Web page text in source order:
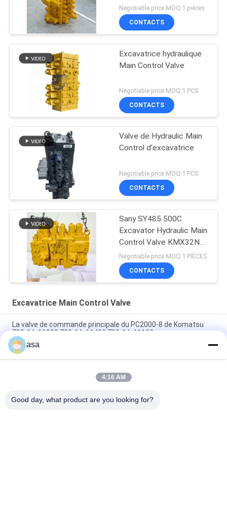
Negotiable price MOQ:1 pièces
CONTACTS
Excavatrice hydraulique
Main Control Valve
Negotiable price MOQ:1 PCS
CONTACTS
Valve de Hydraulic Main
Control d'excavatrice
Negotiable price MOQ:1 PCS
CONTACTS
Sany SY485 500C
Excavator Hydraulic Main
Control Valve KMX32NA
High Quality
Negotiable price MOQ:1 PIÈCES
CONTACTS
Excavatrice Main Control Valve
La valve de commande principale du PC2000-8 de Komatsu
709-1A-11300 709-1A-11400 709-1A-11100
PC160LC-7 PC160-7 Ventilateur de commande Excavateur
Komatsu, 723-57-16100 Excavateur pièces principales
VOE14541591 Valve de commande principale de l'excavateur
asa
4:16 AM
Good day, what product are you looking for?